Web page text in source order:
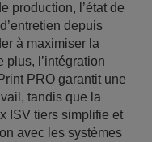
production, l’état de
depuis
à maximiser la
plus, l’intégration
PRO garantit une
tandis que la
ISV tiers simplifie et
avec les systèmes